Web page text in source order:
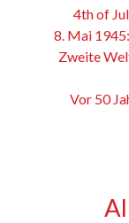
4th of
8. Mai
Zweite
Vor 50